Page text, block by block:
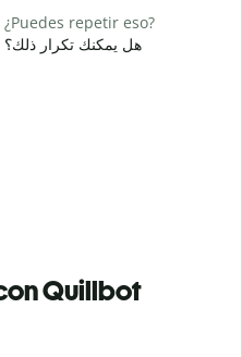
¿Puedes repetir eso?
هل يمكنك تكرار ذلك؟
Quillbot